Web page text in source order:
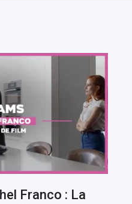
Franco : La